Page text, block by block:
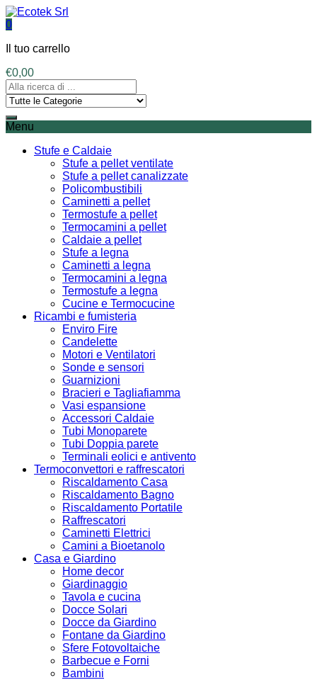
0
Il tuo carrello
€0,00
Menu
Stufe e Caldaie
Stufe a pellet ventilate
Stufe a pellet canalizzate
Policombustibili
Caminetti a pellet
Termostufe a pellet
Termocamini a pellet
Caldaie a pellet
Stufe a legna
Caminetti a legna
Termocamini a legna
Termostufe a legna
Cucine e Termocucine
Ricambi e fumisteria
Enviro Fire
Candelette
Motori e Ventilatori
Sonde e sensori
Guarnizioni
Bracieri e Tagliafiamma
Vasi espansione
Accessori Caldaie
Tubi Monoparete
Tubi Doppia parete
Terminali eolici e antivento
Termoconvettori e raffrescatori
Riscaldamento Casa
Riscaldamento Bagno
Riscaldamento Portatile
Raffrescatori
Caminetti Elettrici
Camini a Bioetanolo
Casa e Giardino
Home decor
Giardinaggio
Tavola e cucina
Docce Solari
Docce da Giardino
Fontane da Giardino
Sfere Fotovoltaiche
Barbecue e Forni
Bambini